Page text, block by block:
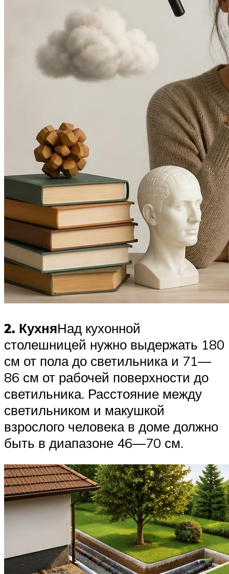
2. КухняНад кухонной
столешницей нужно выдержать 180
см от пола до светильника и 71—
86 см от рабочей поверхности до
светильника. Расстояние между
светильником и макушкой
взрослого человека в доме должно
быть в диапазоне 46—70 см.